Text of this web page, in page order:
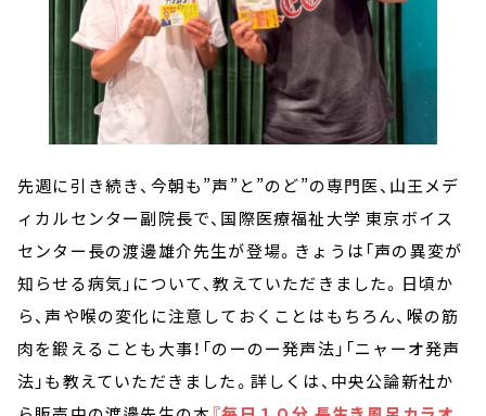
先週に引き続き、今朝も”声”と”のど”の専門医、山王メデ
ィカルセンター副院長で、国際医療福祉大学 東京ボイス
センター長の渡邊雄介先生が登場。きょうは「声の異変が
知らせる病気」について、教えていただきました。日頃か
ら、声や喉の変化に注意しておくことはもちろん、喉の筋
肉を鍛えることも大事！「のーのー発声法」「ニャーオ発声
法」も教えていただきました。詳しくは、中央公論新社か